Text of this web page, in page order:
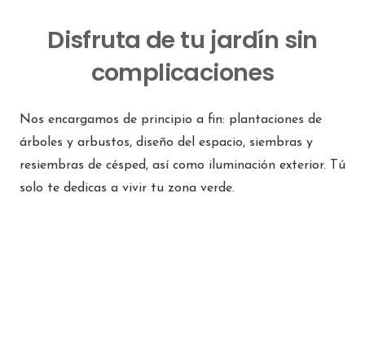
Disfruta de tu jardín sin
complicaciones
Nos encargamos de principio a fin: plantaciones de
árboles y arbustos, diseño del espacio, siembras y
resiembras de césped, así como iluminación exterior. Tú
solo te dedicas a vivir tu zona verde.